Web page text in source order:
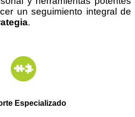
un seguimiento integral de
.
Especializado